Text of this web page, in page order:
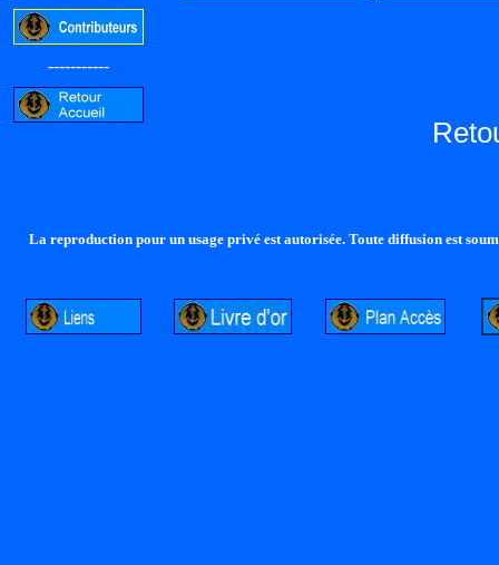
-----------
La reproduction pour un usage privé est autorisée. Toute diffusion est